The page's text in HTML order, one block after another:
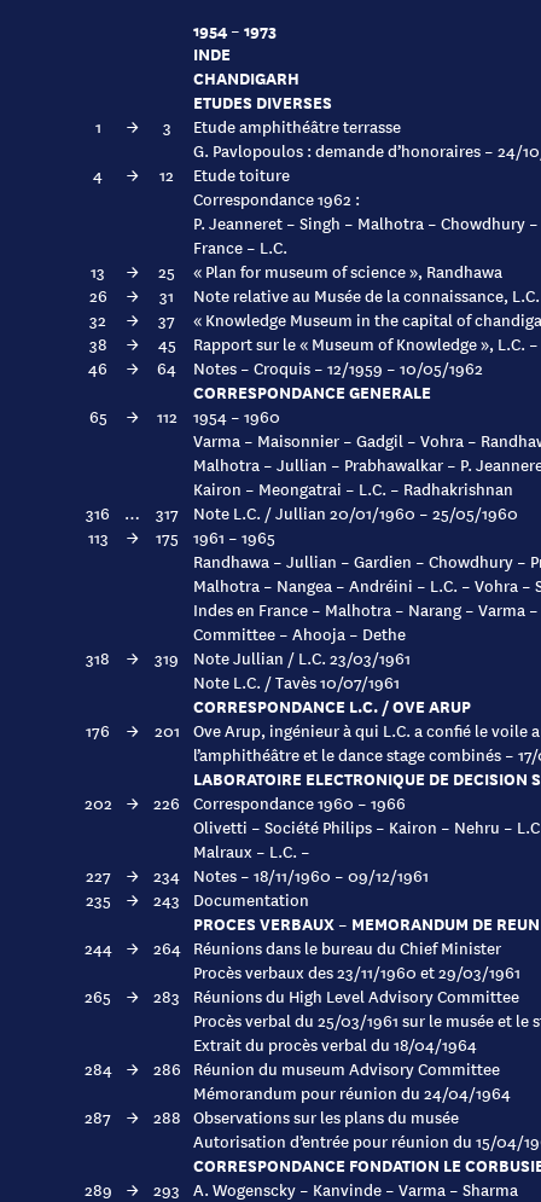
1954 – 1973
INDE
CHANDIGARH
ETUDES DIVERSES
1 → 3
Etude amphithéâtre terrasse
G. Pavlopoulos : demande d’honoraires – 24/
4
→ 12
Etude toiture
Correspondance 1962 :
P. Jeanneret – Singh – Malhotra – Chowdhury
France – L.C.
13
→ 25
« Plan for museum of science », Randhawa
26
→ 31
Note relative au Musée de la connaissance,
32
→ 37
« Knowledge Museum in the capital of
38
→ 45
Rapport sur le « Museum of Knowledge », L.C.
46
→ 64 Notes – Croquis – 12/1959 – 10/05/1962
CORRESPONDANCE GENERALE
65 → 112
1954 – 1960
Varma – Maisonnier – Gadgil – Vohra –
Malhotra – Jullian – Prabhawalkar – P.
Kairon – Meongatrai – L.C. – Radhakrishnan
316
… 317
Note L.C. / Jullian 20/01/1960 – 25/05/1960
113
→ 175
1961 – 1965
Randhawa – Jullian – Gardien – Chowdhury –
Malhotra – Nangea – Andréini – L.C. – Vohra –
Indes en France – Malhotra – Narang – Varma
Committee – Ahooja – Dethe
318
→ 319
Note Jullian / L.C. 23/03/1961
Note L.C. / Tavès 10/07/1961
CORRESPONDANCE L.C. / OVE ARUP
176 → 201 Ove Arup, ingénieur à qui L.C. a confié le voile
l’amphithéâtre et le dance stage combinés –
LABORATOIRE ELECTRONIQUE DE DECISION
202 → 226 Correspondance 1960 – 1966
Olivetti – Société Philips – Kairon – Nehru –
Malraux – L.C. –
227
→ 234 Notes – 18/11/1960 – 09/12/1961
235
→ 243 Documentation
PROCES VERBAUX – MEMORANDUM DE
244 → 264 Réunions dans le bureau du Chief Minister
Procès verbaux des 23/11/1960 et 29/03/1961
265
→ 283
Réunions du High Level Advisory Committee
Procès verbal du 25/03/1961 sur le musée et le
Extrait du procès verbal du 18/04/1964
284
→ 286 Réunion du museum Advisory Committee
Mémorandum pour réunion du 24/04/1964
287
→ 288 Observations sur les plans du musée
Autorisation d’entrée pour réunion du 15/04/
CORRESPONDANCE FONDATION LE
289 → 293 A. Wogenscky – Kanvinde – Varma – Sharma